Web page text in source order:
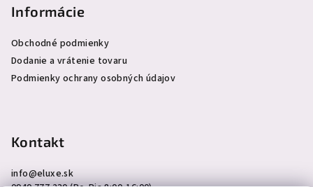
Informácie
Obchodné podmienky
Dodanie a vrátenie tovaru
Podmienky ochrany osobných údajov
Kontakt
info@eluxe.sk